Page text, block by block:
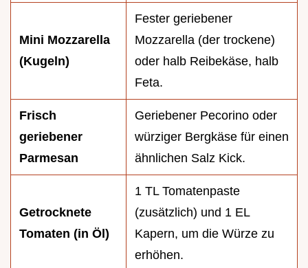
Mini Mozzarella
(Kugeln)
Fester geriebener
Mozzarella (der trockene)
oder halb Reibekäse, halb
Feta.
Frisch
geriebener
Parmesan
Geriebener Pecorino oder
würziger Bergkäse für einen
ähnlichen Salz Kick.
Getrocknete
Tomaten (in Öl)
1 TL Tomatenpaste
(zusätzlich) und 1 EL
Kapern, um die Würze zu
erhöhen.